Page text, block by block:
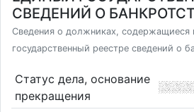
СВЕДЕНИЙ О
Сведения о должниках, содержащиеся
государственный реестре сведений о
Статус дела, основание
прекращения